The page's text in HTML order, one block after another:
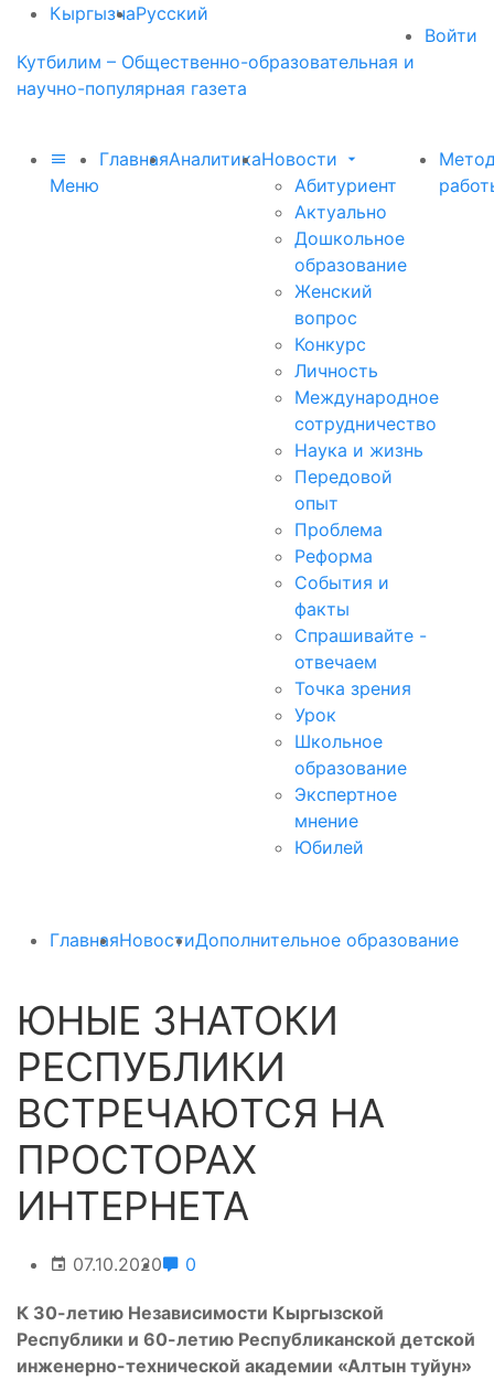
КыргызчаРусский
Войти
Кутбилим – Общественно-образовательная и
научно-популярная газета
Меню
ГлавнаяАналитикаНовости
Абитуриент
Актуально
Дошкольное
образование
Женский
вопрос
Конкурс
Личность
Международное
сотрудничество
Наука и жизнь
Передовой
опыт
Проблема
Реформа
События и
факты
Спрашивайте -
отвечаем
Точка зрения
Урок
Школьное
образование
Экспертное
мнение
Юбилей
ГлавнаяНовостиДополнительное образование
ЮНЫЕ ЗНАТОКИ
РЕСПУБЛИКИ
ВСТРЕЧАЮТСЯ НА
ПРОСТОРАХ
ИНТЕРНЕТА
07.10.2020 0
К 30-летию Независимости Кыргызской
Республики и 60-летию Республиканской детской
инженерно-технической академии «Алтын туйун»